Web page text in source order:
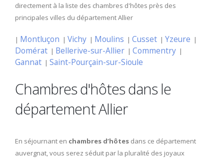
directement à la liste des chambres d'hôtes près des
principales villes du département Allier
| Montluçon | Vichy | Moulins | Cusset | Yzeure |
Domérat | Bellerive-sur-Allier | Commentry |
Gannat | Saint-Pourçain-sur-Sioule
Chambres d'hôtes dans le
département Allier
En séjournant en chambres d’hôtes dans ce département
auvergnat, vous serez séduit par la pluralité des joyaux